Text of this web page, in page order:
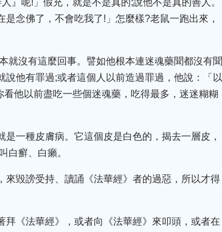
』呢!」假充，就是不是真的;說他不是真的善人。
念佛了，不會吃我了!」怎麼樣?老鼠一跑出來，
就沒有這麼回事。譬如他根本連迷魂藥聞都沒有聞
他有罪過;或者這個人以前造過罪過，他說：「以
他以前盡吃一些個迷魂藥，吃得最多，迷迷糊糊
一種皮膚病。它這個皮是白色的，揭去一層皮，
白癬、白癩。
毀謗受持、讀誦《法華經》者的過惡，所以才得
拜《法華經》，或者向《法華經》來叩頭，或者在